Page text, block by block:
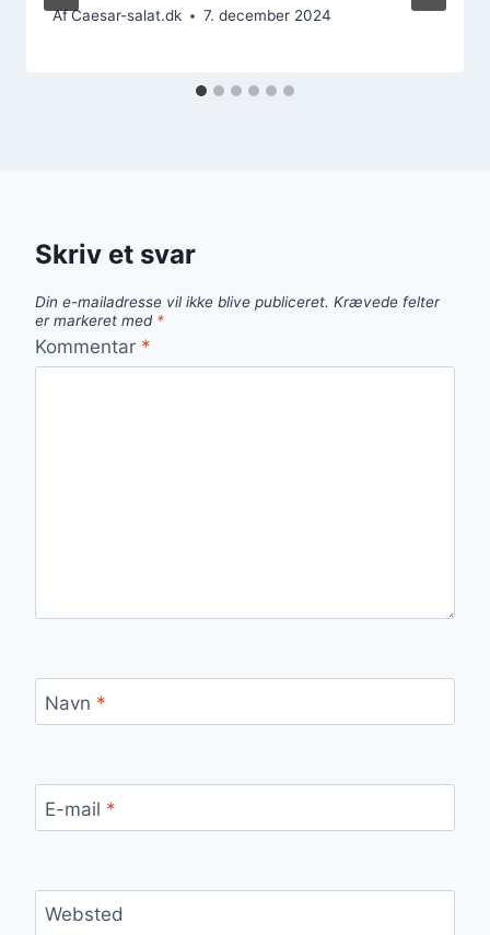
AfCaesar-salat.dk 7. december 2024
Skriv et svar
Din e-mailadresse vil ikke blive publiceret. Krævede felter
er markeret med *
Kommentar *
Navn *
E-mail *
Websted